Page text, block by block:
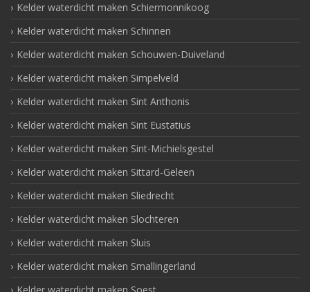
Kelder waterdicht maken Schiermonnikoog
Kelder waterdicht maken Schinnen
Kelder waterdicht maken Schouwen-Duiveland
Kelder waterdicht maken Simpelveld
Kelder waterdicht maken Sint Anthonis
Kelder waterdicht maken Sint Eustatius
Kelder waterdicht maken Sint-Michielsgestel
Kelder waterdicht maken Sittard-Geleen
Kelder waterdicht maken Sliedrecht
Kelder waterdicht maken Slochteren
Kelder waterdicht maken Sluis
Kelder waterdicht maken Smallingerland